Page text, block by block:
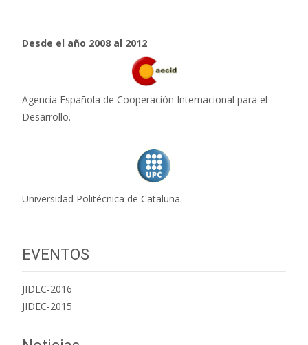
Desde el año 2008 al 2012
Agencia Española de Cooperación Internacional para el
Desarrollo.
Universidad Politécnica de Cataluña.
EVENTOS
JIDEC-2016
JIDEC-2015